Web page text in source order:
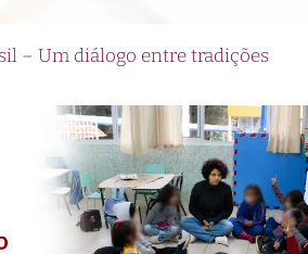
– Um diálogo entre tradições